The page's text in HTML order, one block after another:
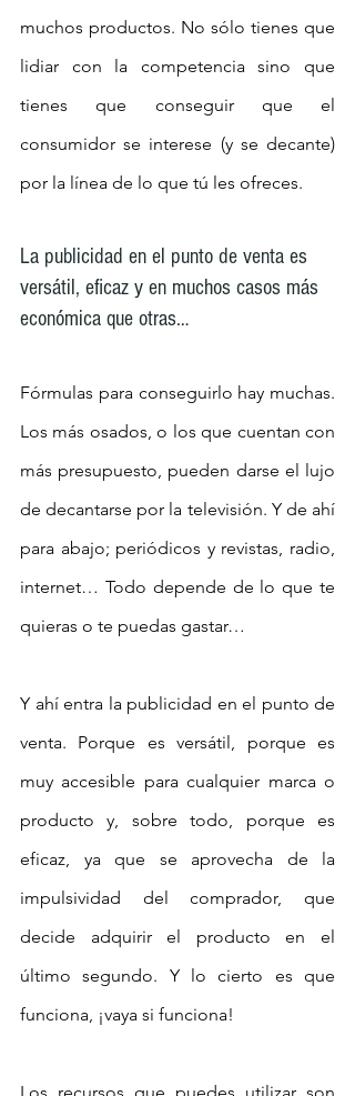
muchos productos. No sólo tienes que
lidiar con la competencia sino que
tienes que conseguir que el
consumidor se interese (y se decante)
por la línea de lo que tú les ofreces.
La publicidad en el punto de venta es
versátil, eficaz y en muchos casos más
económica que otras…
Fórmulas para conseguirlo hay muchas.
Los más osados, o los que cuentan con
más presupuesto, pueden darse el lujo
de decantarse por la televisión. Y de ahí
para abajo; periódicos y revistas, radio,
internet… Todo depende de lo que te
quieras o te puedas gastar…
Y ahí entra la publicidad en el punto de
venta. Porque es versátil, porque es
muy accesible para cualquier marca o
producto y, sobre todo, porque es
eficaz, ya que se aprovecha de la
impulsividad del comprador, que
decide adquirir el producto en el
último segundo. Y lo cierto es que
funciona, ¡vaya si funciona!
Los recursos que puedes utilizar son